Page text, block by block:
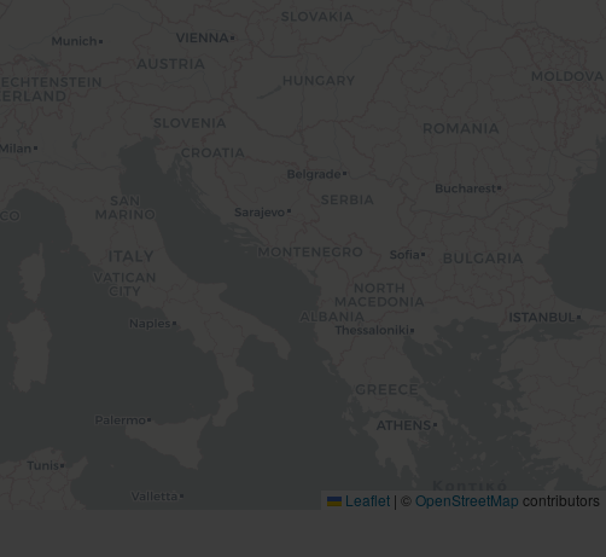
Leaflet | ©OpenStreetMap contributors